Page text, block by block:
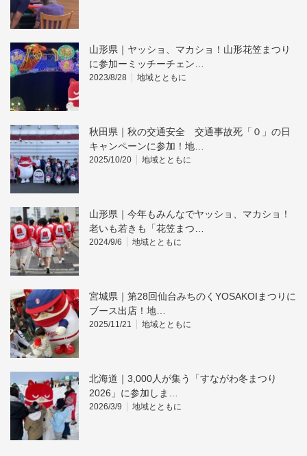
山形県｜ヤッショ、マカショ！山形花笠まつり
に参加ーミッチーチェン…
2023/8/28 地域とともに
秋田県｜秋の交通安全 交通事故死「０」の日
キャンペーンに参加！地…
2025/10/20 地域とともに
山形県｜今年もみんなでヤッショ、マカショ！
老いも若きも「花笠まつ…
2024/9/6 地域とともに
宮城県｜第28回仙台みちのくYOSAKOIまつりに
ブース出店！地…
2025/11/21 地域とともに
北海道｜3,000人が集う「すながわ冬まつり
2026」に参加しま…
2026/3/9 地域とともに